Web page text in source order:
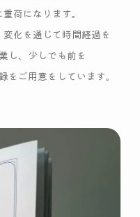
重荷になります。
変化を通じて 時間経過を
し、 少しでも前を
を ご用意をしています。